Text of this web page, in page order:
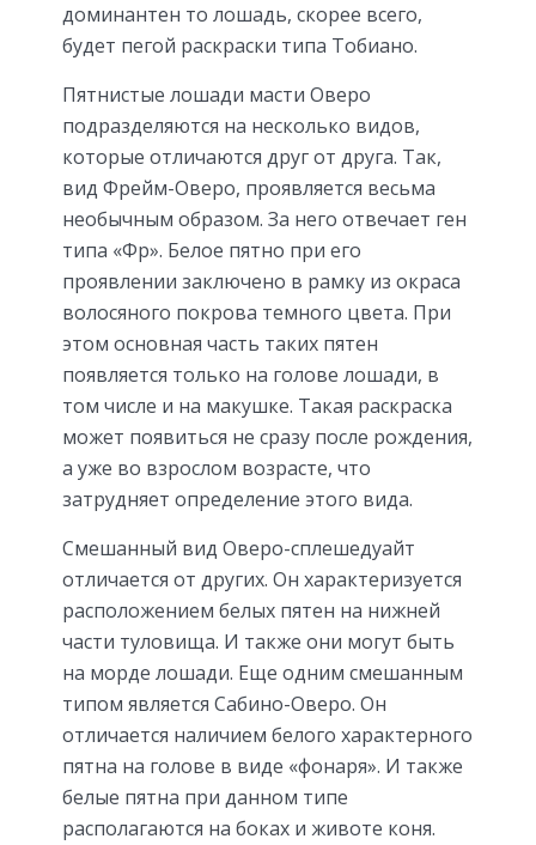
доминантен то лошадь, скорее всего,
будет пегой раскраски типа Тобиано.
Пятнистые лошади масти Оверо
подразделяются на несколько видов,
которые отличаются друг от друга. Так,
вид Фрейм-Оверо, проявляется весьма
необычным образом. За него отвечает ген
типа «Фр». Белое пятно при его
проявлении заключено в рамку из окраса
волосяного покрова темного цвета. При
этом основная часть таких пятен
появляется только на голове лошади, в
том числе и на макушке. Такая раскраска
может появиться не сразу после рождения,
а уже во взрослом возрасте, что
затрудняет определение этого вида.
Смешанный вид Оверо-сплешедуайт
отличается от других. Он характеризуется
расположением белых пятен на нижней
части туловища. И также они могут быть
на морде лошади. Еще одним смешанным
типом является Сабино-Оверо. Он
отличается наличием белого характерного
пятна на голове в виде «фонаря». И также
белые пятна при данном типе
располагаются на боках и животе коня.